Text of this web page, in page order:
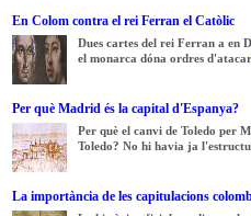
En Colom contra el rei Ferran el Catòlic
Dues cartes del rei Ferran a en
el monarca dóna ordres
Per què Madrid és la capital d'Espanya?
Per què el canvi de Toledo per
Toledo? No hi havia ja
La importància de les capitulacions